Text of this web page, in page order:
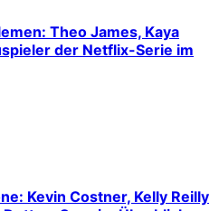
Theo James, Kaya
der Netflix-Serie im
Kevin Costner, Kelly Reilly